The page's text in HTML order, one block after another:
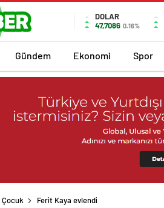
DOLAR
47,7086 0.16%
Gündem Ekonomi Spor
Çocuk Ferit Kaya evlendi